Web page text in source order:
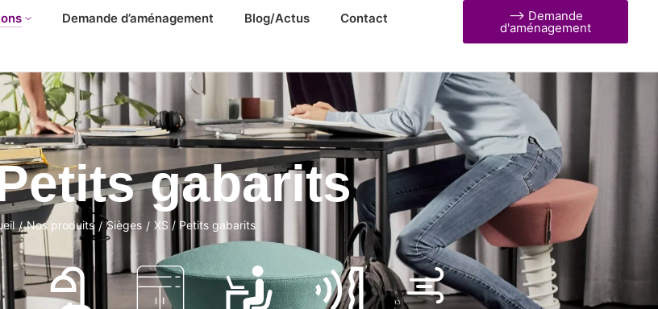
Demande d’aménagement Blog/Actus Contact ⟶ Demande
d'aménagement
gabarits
/ Nos produits / Sièges / XS / Petits gabarits